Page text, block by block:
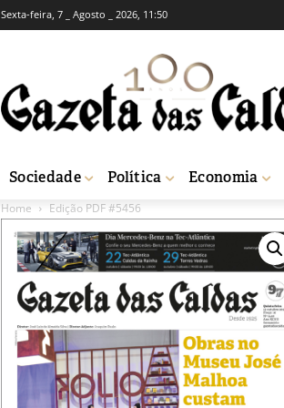
Sexta-feira, 7 _ Agosto _ 2026, 11:50
Sociedade Política Economia
Home Edição PDF #5456